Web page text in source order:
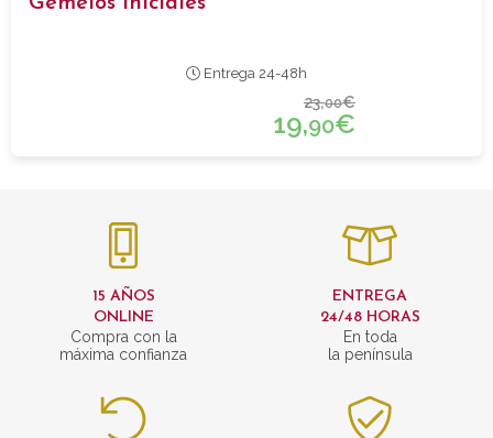
Entrega 24-48h
23,00€
19,90€
15 AÑOS
ONLINE
Compra con la
máxima confianza
ENTREGA
24/48 HORAS
En toda
la península